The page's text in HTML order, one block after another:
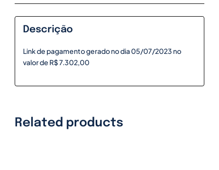
Descrição
Link de pagamento gerado no dia 05/07/2023 no
valor de R$ 7.302,00
Related products